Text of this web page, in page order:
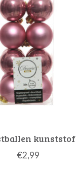
kunststof
€2,99